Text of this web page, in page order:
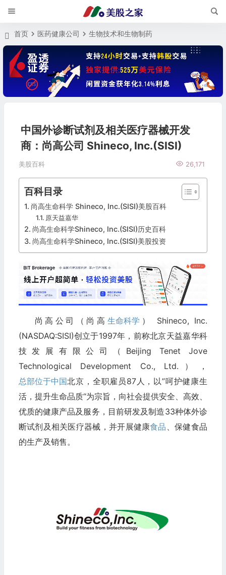
首页 医药健康公司 生物技术和生物制药
中国外诊断试剂及相关医疗器械开发
商：尚高公司 Shineco, Inc.(SISI)
美股百科 26,171
百科目录
尚高生命科学 Shineco, Inc.(SISI)美股百科
原天益嘉华
尚高生命科学Shineco, Inc.(SISI)历史百科
尚高生命科学Shineco, Inc.(SISI)美股投资
尚高公司（尚高 生命科学 ） Shineco, Inc.
(NASDAQ:SISI)创立于1997年，前称北京天益嘉华科
技发展有限公司（Beijing Tenet Jove
Technological Development Co., Ltd.），
总部位于中国北京，全职雇员87人，以”呵护健康生
活，提升生命品质“为宗旨，向社会提供安全、高效、
优质的健康产品及服务，目前研发及制造33种体外诊
断试剂及相关医疗器械，并开展健康食品 、保健食品
的生产及销售。